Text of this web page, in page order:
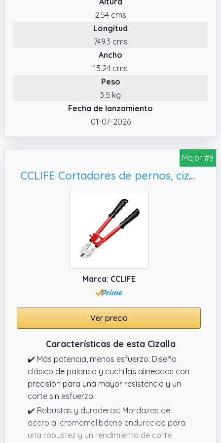
2.54 cms
Longitud
749.3 cms
Ancho
15.24 cms
Peso
3.5 kg
Fecha de lanzamiento
01-07-2026
Mejor #8
CCLIFE Cortadores de pernos, cizalla pernos
Marca: CCLIFE
Ver precio
Características de esta Cizalla
✔️ Más potencia, menos esfuerzo: Diseño
clásico de palanca y cuchillas alineadas con
precisión para una mayor resistencia y un
corte sin esfuerzo.
✔️ Robustas y duraderas: Mordazas de
acero al cromomolibdeno endurecido para
una robustez y un rendimiento de corte